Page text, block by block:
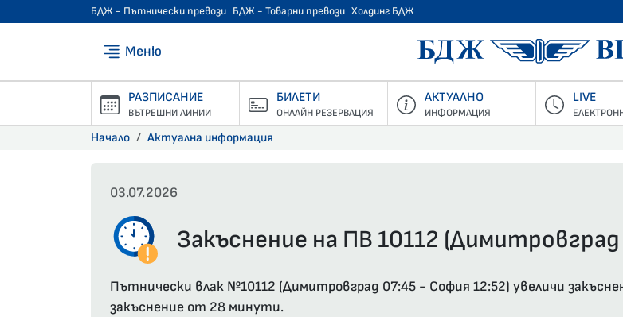
БДЖ - Пътнически превози БДЖ - Товарни превози Холдинг БДЖ
Меню
РАЗПИСАНИЕ
ВЪТРЕШНИ ЛИНИИ
БИЛЕТИ
ОНЛАЙН РЕЗЕРВАЦИЯ
АКТУАЛНО
ИНФОРМАЦИЯ
LIVE
Начало Актуална информация
03.07.2026
Закъснение на ПВ 10112
Пътнически влак №10112 (Димитровград 07:45 - София 12:52) увеличи
закъснение от 28 минути.